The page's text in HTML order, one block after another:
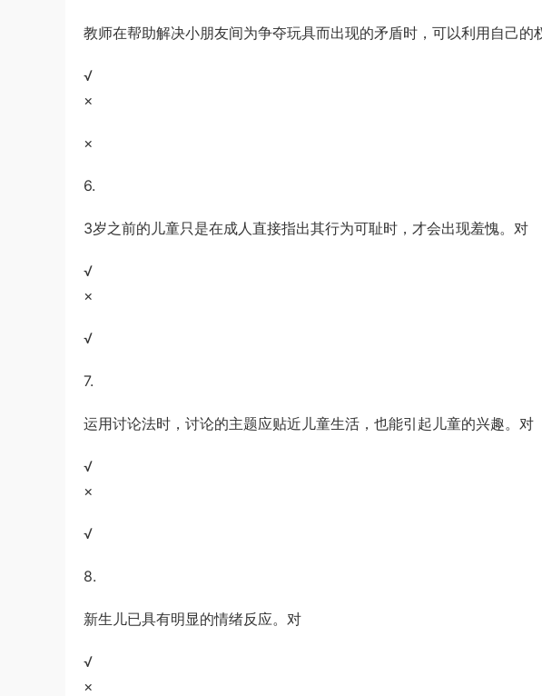
教师在帮助解决小朋友间为争夺玩具而出现的矛盾时，可以利用自己的
√
×
×
6.
3岁之前的儿童只是在成人直接指出其行为可耻时，才会出现羞愧。对
√
×
√
7.
运用讨论法时，讨论的主题应贴近儿童生活，也能引起儿童的兴趣。对
√
×
√
8.
新生儿已具有明显的情绪反应。对
√
×